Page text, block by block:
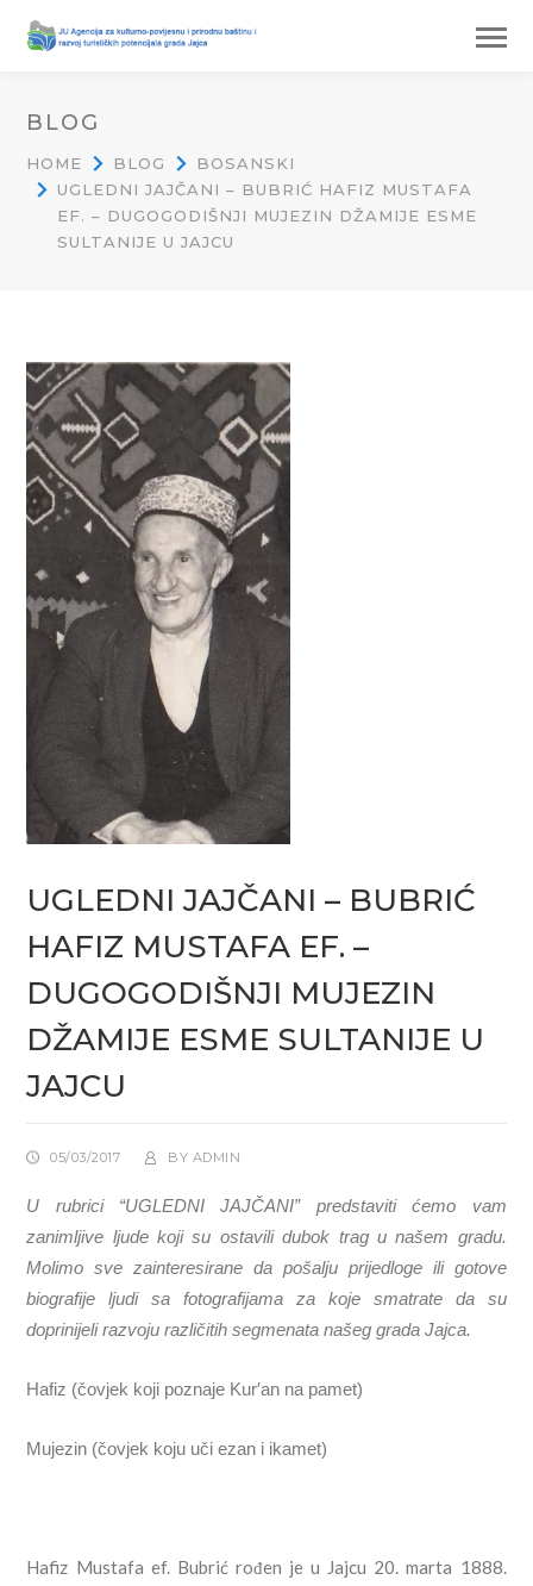
BLOG
HOME BLOG
BOSANSKI
UGLEDNI JAJČANI – BUBRIĆ HAFIZ MUSTAFA
EF. – DUGOGODIŠNJI MUJEZIN DŽAMIJE ESME
SULTANIJE U JAJCU
UGLEDNI JAJČANI – BUBRIĆ
HAFIZ MUSTAFA EF. –
DUGOGODIŠNJI MUJEZIN
DŽAMIJE ESME SULTANIJE U
JAJCU
05/03/2017 BY ADMIN
U rubrici “UGLEDNI JAJČANI” predstaviti ćemo vam
zanimljive ljude koji su ostavili dubok trag u našem gradu.
Molimo sve zainteresirane da pošalju prijedloge ili gotove
biografije ljudi sa fotografijama za koje smatrate da su
doprinijeli razvoju različitih segmenata našeg grada Jajca.
Hafiz (čovjek koji poznaje Kur′an na pamet)
Mujezin (čovjek koju uči ezan i ikamet)
Hafiz Mustafa ef. Bubrić rođen je u Jajcu 20. marta 1888.